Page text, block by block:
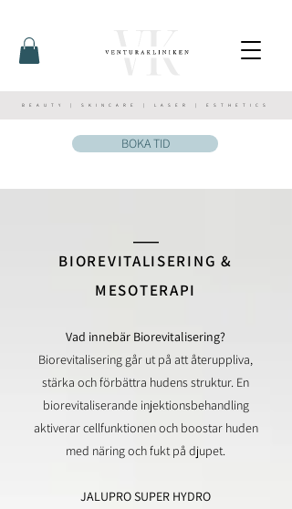
BEAUTY | SKINCARE | LASER | ESTHETICS
BOKA TID
BIOREVITALISERING &
MESOTERAPI
Vad innebär Biorevitalisering?
Biorevitalisering går ut på att återuppliva,
stärka och förbättra hudens struktur. En
biorevitaliserande injektionsbehandling
aktiverar cellfunktionen och boostar huden
med näring och fukt på djupet.
JALUPRO SUPER HYDRO